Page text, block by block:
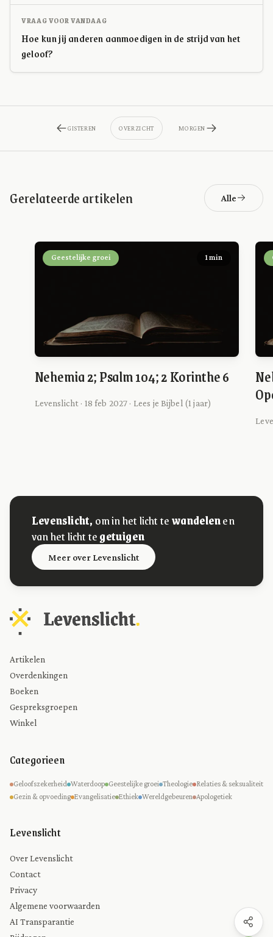
VRAAG VOOR VANDAAG
Hoe kun jij anderen aanmoedigen in de strijd van het
geloof?
GISTEREN OVERZICHT MORGEN
Gerelateerde artikelen Alle
Geestelijke groei 1 min
Nehemia 2; Psalm 104; 2 Korinthe 6
Levenslicht · 18 feb 2027 · Lees je Bijbel (1 jaar)
Levenslicht, om in het licht tewandelenen
van het licht tegetuigen
Meer over Levenslicht
Artikelen
Overdenkingen
Boeken
Gespreksgroepen
Winkel
Categorieen
Geloofszekerheid Waterdoop Geestelijke groei Theologie Relaties & seksualiteit
Gezin & opvoeding Evangelisatie Ethiek Wereldgebeuren Apologetiek
Levenslicht
Over Levenslicht
Contact
Privacy
Algemene voorwaarden
AI Transparantie